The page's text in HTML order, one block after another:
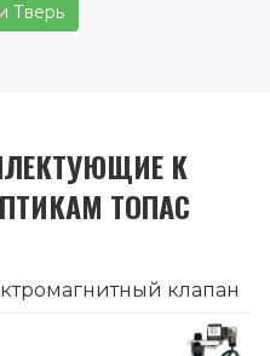
Тверь
К
ТОПАС
клапан